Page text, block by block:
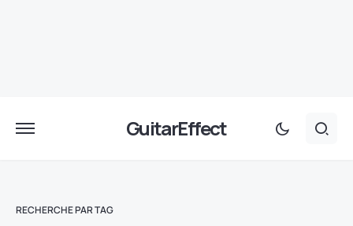
GuitarEffect
RECHERCHE PAR TAG